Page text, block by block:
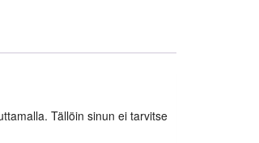
Tällöin sinun ei tarvitse